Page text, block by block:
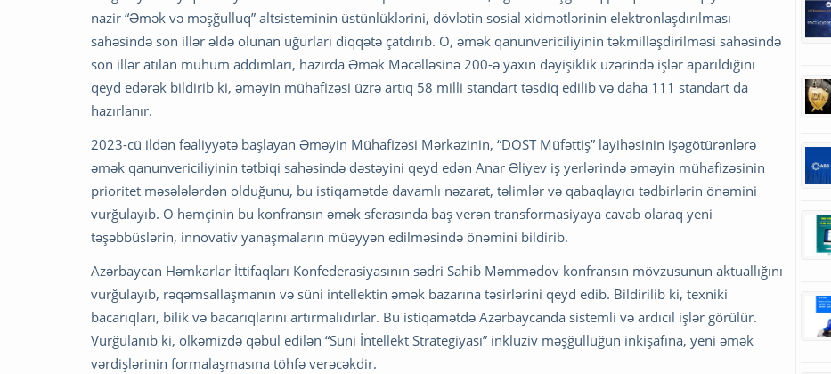
nazir “Əmək və məşğulluq” altsisteminin üstünlüklərini, dövlətin sosial xidmətlərinin elektronlaşdırılması
sahəsində son illər əldə olunan uğurları diqqətə çatdırıb. O, əmək qanunvericiliyinin təkmilləşdirilməsi sahəsində
son illər atılan mühüm addımları, hazırda Əmək Məcəlləsinə 200-ə yaxın dəyişiklik üzərində işlər aparıldığını
qeyd edərək bildirib ki, əməyin mühafizəsi üzrə artıq 58 milli standart təsdiq edilib və daha 111 standart da
hazırlanır.
2023-cü ildən fəaliyyətə başlayan Əməyin Mühafizəsi Mərkəzinin, “DOST Müfəttiş” layihəsinin işəgötürənlərə
əmək qanunvericiliyinin tətbiqi sahəsində dəstəyini qeyd edən Anar Əliyev iş yerlərində əməyin mühafizəsinin
prioritet məsələlərdən olduğunu, bu istiqamətdə davamlı nəzarət, təlimlər və qabaqlayıcı tədbirlərin önəmini
vurğulayıb. O həmçinin bu konfransın əmək sferasında baş verən transformasiyaya cavab olaraq yeni
təşəbbüslərin, innovativ yanaşmaların müəyyən edilməsində önəmini bildirib.
Azərbaycan Həmkarlar İttifaqları Konfederasiyasının sədri Sahib Məmmədov konfransın mövzusunun aktuallığını
vurğulayıb, rəqəmsallaşmanın və süni intellektin əmək bazarına təsirlərini qeyd edib. Bildirilib ki, texniki
bacarıqları, bilik və bacarıqlarını artırmalıdırlar. Bu istiqamətdə Azərbaycanda sistemli və ardıcıl işlər görülür.
Vurğulanıb ki, ölkəmizdə qəbul edilən “Süni İntellekt Strategiyası” inklüziv məşğulluğun inkişafına, yeni əmək
vərdişlərinin formalaşmasına töhfə verəcəkdir.